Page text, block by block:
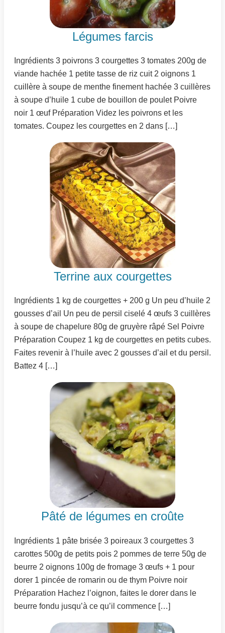
Légumes farcis
Ingrédients 3 poivrons 3 courgettes 3 tomates 200g de
viande hachée 1 petite tasse de riz cuit 2 oignons 1
cuillère à soupe de menthe finement hachée 3 cuillères
à soupe d’huile 1 cube de bouillon de poulet Poivre
noir 1 œuf Préparation Videz les poivrons et les
tomates. Coupez les courgettes en 2 dans […]
Terrine aux courgettes
Ingrédients 1 kg de courgettes + 200 g Un peu d’huile 2
gousses d’ail Un peu de persil ciselé 4 œufs 3 cuillères
à soupe de chapelure 80g de gruyère râpé Sel Poivre
Préparation Coupez 1 kg de courgettes en petits cubes.
Faites revenir à l’huile avec 2 gousses d’ail et du persil.
Battez 4 […]
Pâté de légumes en croûte
Ingrédients 1 pâte brisée 3 poireaux 3 courgettes 3
carottes 500g de petits pois 2 pommes de terre 50g de
beurre 2 oignons 100g de fromage 3 œufs + 1 pour
dorer 1 pincée de romarin ou de thym Poivre noir
Préparation Hachez l’oignon, faites le dorer dans le
beurre fondu jusqu’à ce qu’il commence […]